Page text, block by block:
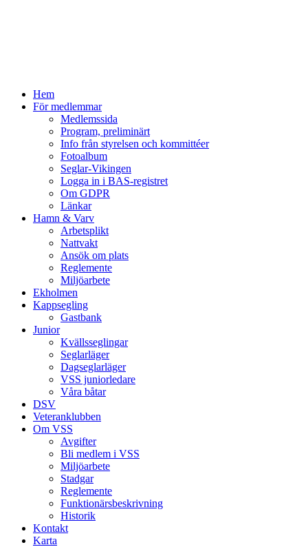
Hem
För medlemmar
Medlemssida
Program, preliminärt
Info från styrelsen och kommittéer
Fotoalbum
Seglar-Vikingen
Logga in i BAS-registret
Om GDPR
Länkar
Hamn & Varv
Arbetsplikt
Nattvakt
Ansök om plats
Reglemente
Miljöarbete
Ekholmen
Kappsegling
Gastbank
Junior
Kvällsseglingar
Seglarläger
Dagseglarläger
VSS juniorledare
Våra båtar
DSV
Veteranklubben
Om VSS
Avgifter
Bli medlem i VSS
Miljöarbete
Stadgar
Reglemente
Funktionärsbeskrivning
Historik
Kontakt
Karta